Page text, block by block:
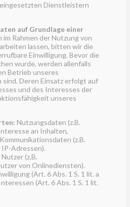
Dienstleistern
auf Grundlage einer
im Rahmen der Nutzung von
lassen, bitten wir die
Einwilligung. Bevor die
wurde, werden allenfalls
Betrieb unseres
Deren Einsatz erfolgt auf
und des Interesses der
unseres
Nutzungsdaten (z.B.
an Inhalten,
(z.B.
Adressen).
Nutzer (z.B.
von Onlinediensten).
(Art. 6 Abs. 1 S. 1 lit. a
(Art. 6 Abs. 1 S. 1 lit.